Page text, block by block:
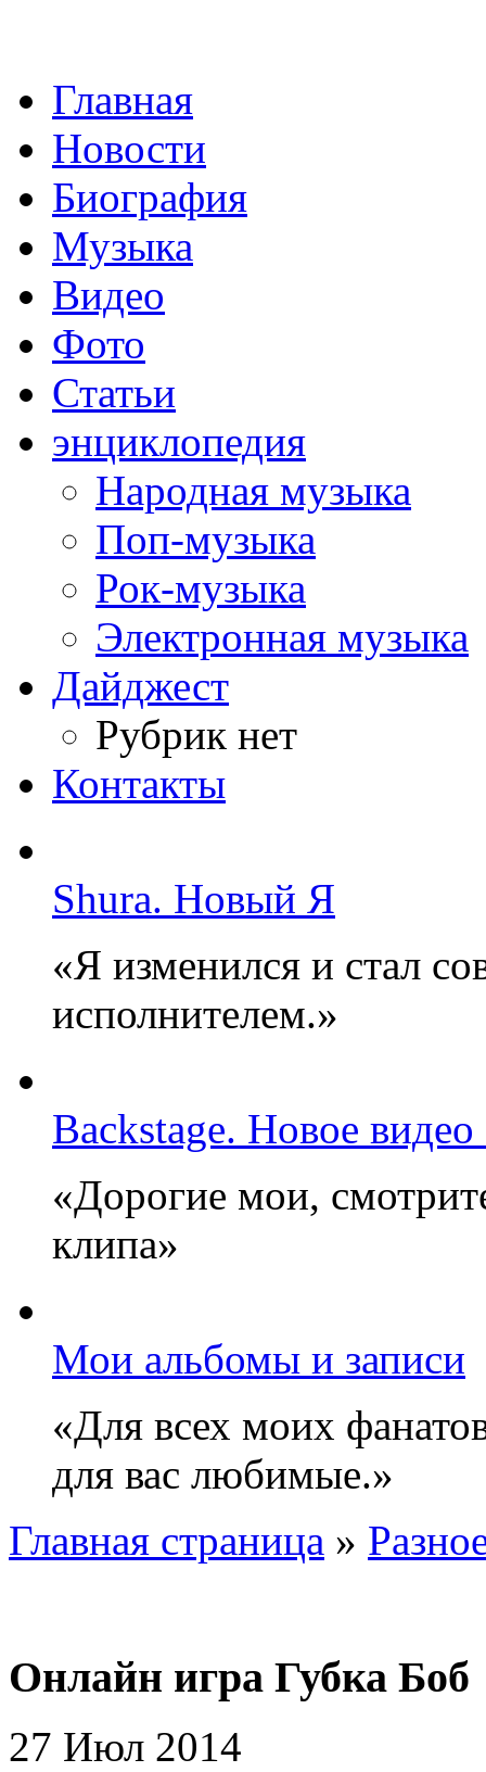
Главная
Новости
Биография
Музыка
Видео
Фото
Статьи
энциклопедия
Народная музыка
Поп-музыка
Рок-музыка
Электронная музыка
Дайджест
Рубрик нет
Контакты
Shura. Новый Я
«Я изменился и стал
исполнителем.»
Backstage. Новое
«Дорогие мои,
клипа»
Мои альбомы и записи
«Для всех моих
для вас любимые.»
Главная страница »
Онлайн игра Губка Боб
27 Июл 2014